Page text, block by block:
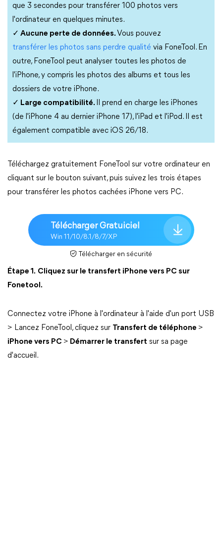
que 3 secondes pour transférer 100 photos vers
l'ordinateur en quelques minutes.
✓ Aucune perte de données. Vous pouvez
transférer les photos sans perdre qualité via FoneTool. En
outre, FoneTool peut analyser toutes les photos de
l'iPhone, y compris les photos des albums et tous les
dossiers de votre iPhone.
✓ Large compatibilité.
Il prend en charge les iPhones
(de l'iPhone 4 au dernier iPhone 17), l'iPad et l'iPod. Il est
également compatible avec iOS 26/18.
Téléchargez gratuitement FoneTool sur votre ordinateur en
cliquant sur le bouton suivant, puis suivez les trois étapes
pour transférer les photos cachées iPhone vers PC.
Télécharger Gratuiciel
Win 11/10/8.1/8/7/XP
Télécharger en sécurité
Étape 1. Cliquez sur le transfert iPhone vers PC sur
Fonetool.
Connectez votre iPhone à l'ordinateur à l'aide d'un port USB
> Lancez FoneTool, cliquez sur Transfert de téléphone >
iPhone vers PC > Démarrer le transfert sur sa page
d'accueil.